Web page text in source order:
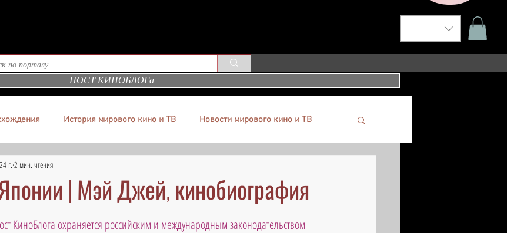
ПОСТ КИНОБЛОГа
История мирового кино и ТВ Новости мирового кино и ТВ
| Мэй Джей, кинобиография
г. 2 мин. чтения
КиноБлога охраняется российским и международным законодательством